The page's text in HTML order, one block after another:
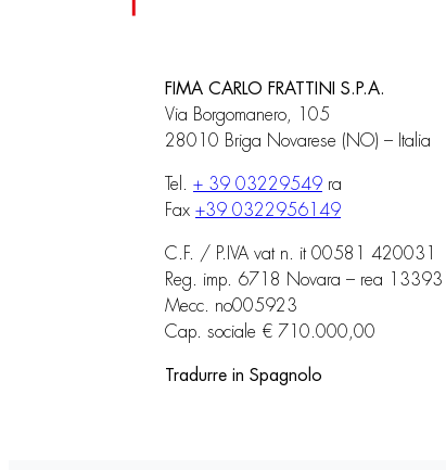
FIMA CARLO FRATTINI S.P.A.
Via Borgomanero, 105
28010 Briga Novarese (NO) – Italia
Tel. + 39 03229549 ra
Fax +39 0322956149
C.F. / P.IVA vat n. it 00581 420031
Reg. imp. 6718 Novara – rea 133931
Mecc. no005923
Cap. sociale € 710.000,00
Tradurre in Spagnolo